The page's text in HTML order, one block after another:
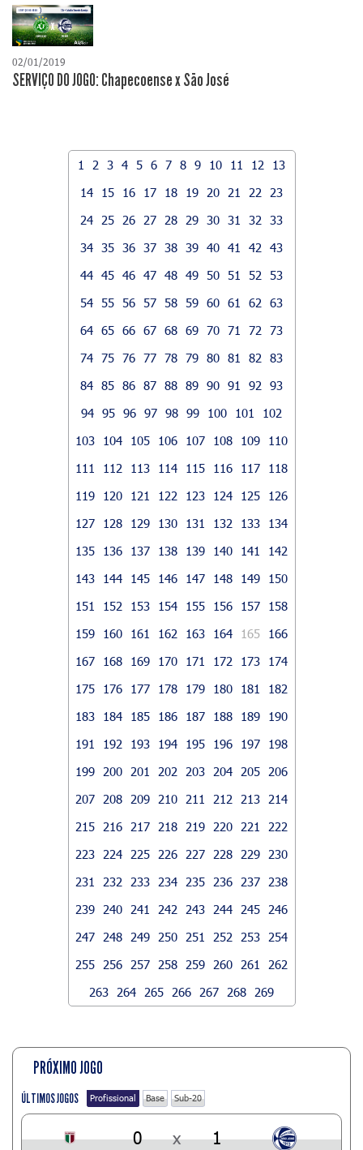
02/01/2019
SERVIÇO DO JOGO: Chapecoense x São José
1 2 3 4 5 6 7 8 9 10 11 12
13
14
15 16 17 18 19 20 21 22
23
24
25 26 27 28 29 30 31 32
33
34 35 36 37 38 39 40 41 42
43
44 45 46 47 48 49 50 51 52
53
54 55 56 57 58 59 60 61 62
63
64 65 66 67 68 69 70 71 72
73
74 75 76 77 78 79 80 81 82
83
84 85 86 87 88 89 90 91 92
93
94 95 96 97 98 99 100 101
102
103
104 105 106 107 108 109
110
111
112 113 114 115 116 117
118
119
120 121 122 123 124 125
126
127
128 129 130 131 132 133
134
135
136 137 138 139 140 141
142
143
144 145 146 147 148 149
150
151
152 153 154 155 156 157
158
159
160 161 162 163 164 165
166
167
168 169 170 171 172 173
174
175
176 177 178 179 180 181
182
183
184 185 186 187 188 189
190
191
192 193 194 195 196 197
198
199
200 201 202 203 204 205
206
207
208 209 210 211 212 213
214
215
216 217 218 219 220 221
222
223
224 225 226 227 228 229
230
231
232 233 234 235 236 237
238
239
240 241 242 243 244 245
246
247
248 249 250 251 252 253
254
255
256 257 258 259 260 261
262
263
264 265 266 267 268 269
PRÓXIMO JOGO
ÚLTIMOS JOGOS Profissional Base Sub-20
0 x 1